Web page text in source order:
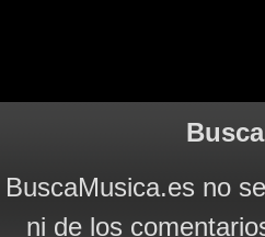
BuscaMusica.es no
ni de los